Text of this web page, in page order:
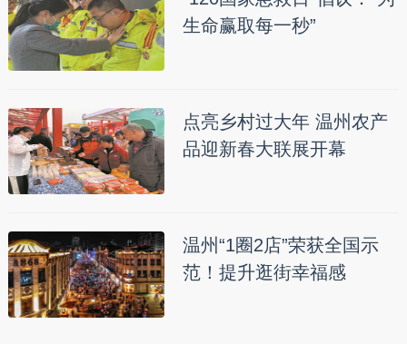
生命赢取每一秒”
点亮乡村过大年 温州农产
品迎新春大联展开幕
温州“1圈2店”荣获全国示
范！提升逛街幸福感